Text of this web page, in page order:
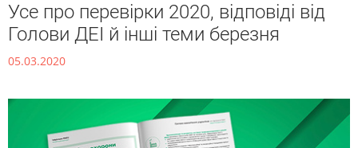
Усе про перевірки 2020, відповіді від
Голови ДЕІ й інші теми березня
05.03.2020